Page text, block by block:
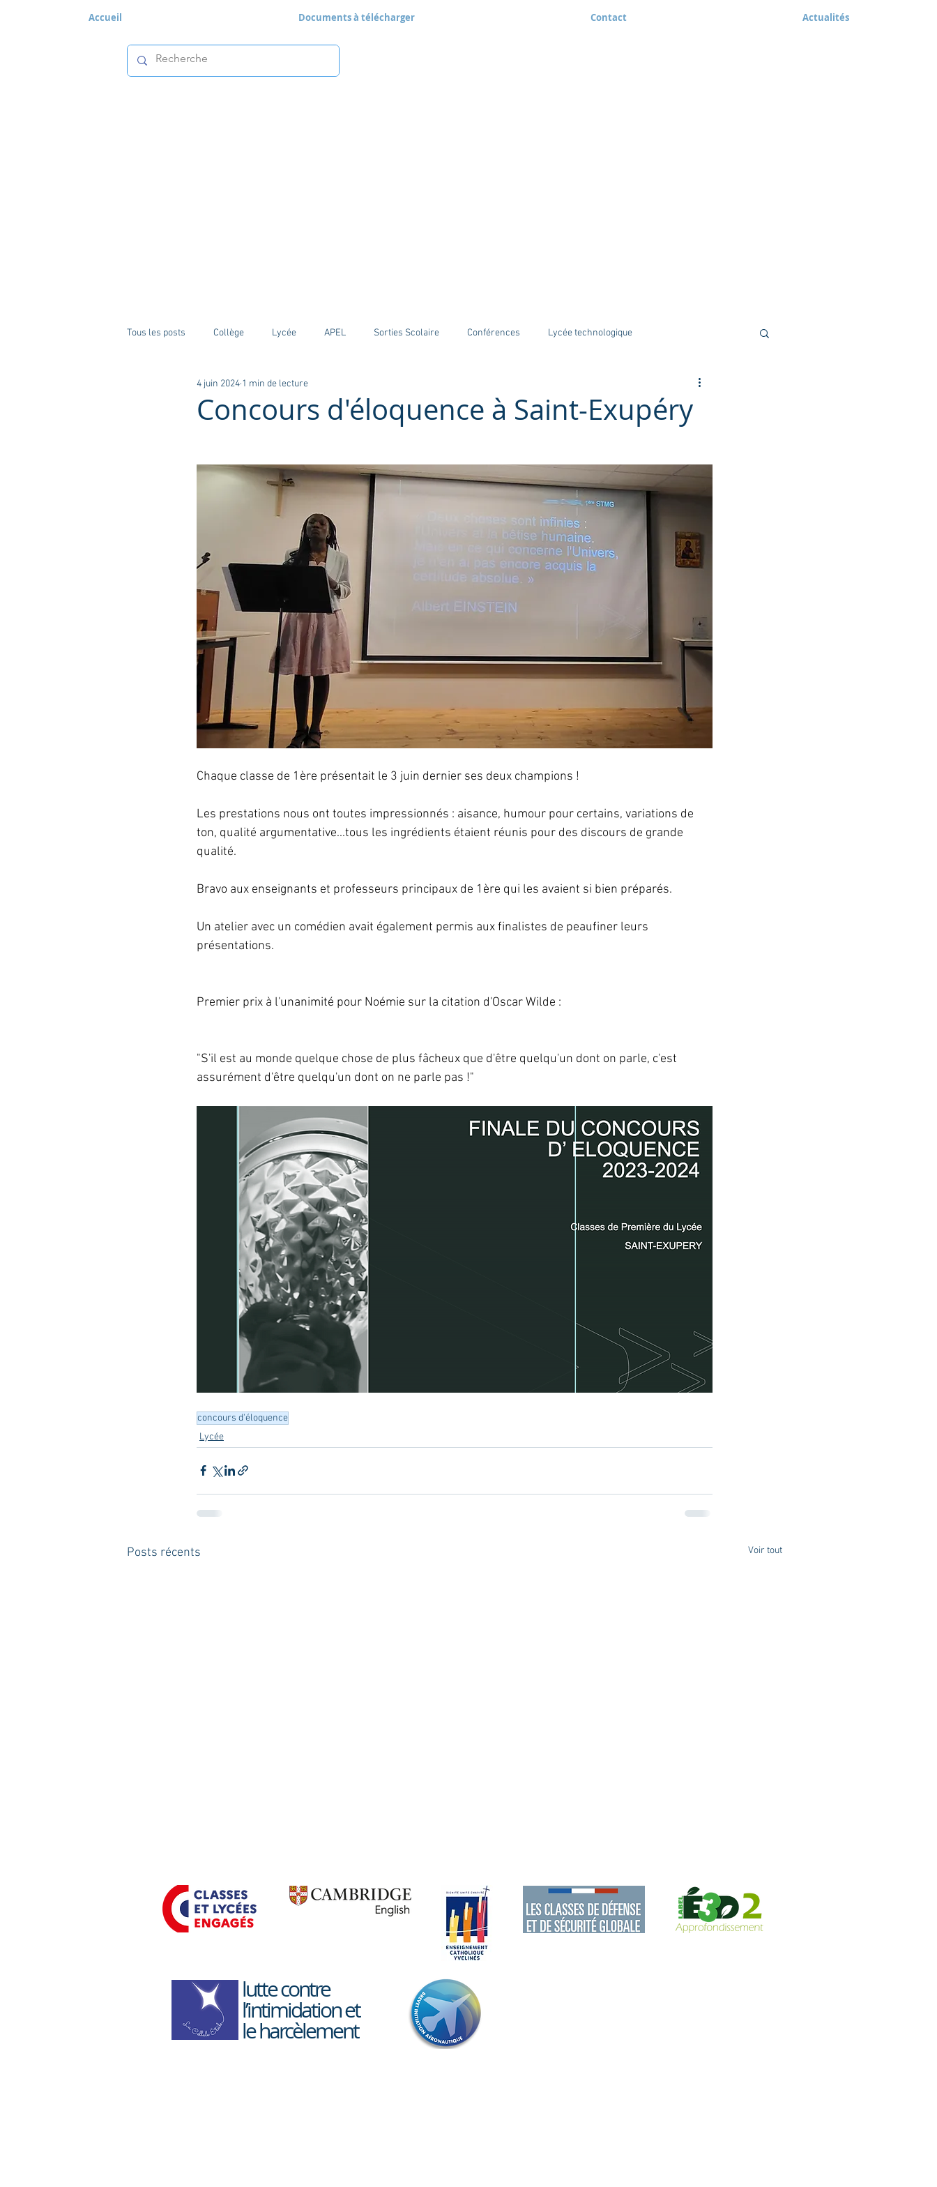
Accueil Documents à télécharger Contact Actualités
Tous les posts Collège Lycée APEL Sorties Scolaire Conférences Lycée technologique
Concours d'éloquence à Saint-Exupéry
4 juin 2024 1 min de lecture
Chaque classe de 1ère présentait le 3 juin dernier ses deux champions !
Les prestations nous ont toutes impressionnés : aisance, humour pour certains, variations de
ton, qualité argumentative...tous les ingrédients étaient réunis pour des discours de grande
qualité.
Bravo aux enseignants et professeurs principaux de 1ère qui les avaient si bien préparés.
Un atelier avec un comédien avait également permis aux finalistes de peaufiner leurs
présentations.
Premier prix à l'unanimité pour Noémie sur la citation d'Oscar Wilde :
"S'il est au monde quelque chose de plus fâcheux que d'être quelqu'un dont on parle, c'est
assurément d'être quelqu'un dont on ne parle pas !"
concours d'éloquence
Lycée
Posts récents Voir tout
Sortie à la médiathèque
avec les STMG
Sortie des 2e 1 au lycée
Toulouse Lautrec
lutte contre
l’intimidation et
le harcèlement